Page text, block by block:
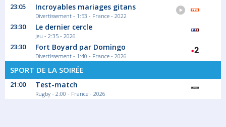
23:05 Incroyables mariages gitans
Divertissement - 1:53 - France - 2022
23:30 Le dernier cercle
Jeu - 2:35 - 2026
23:30 Fort Boyard par Domingo
Divertissement - 1:40 - France - 2026
SPORT DE LA SOIRÉE
21:00 Test-match
Rugby - 2:00 - France - 2026